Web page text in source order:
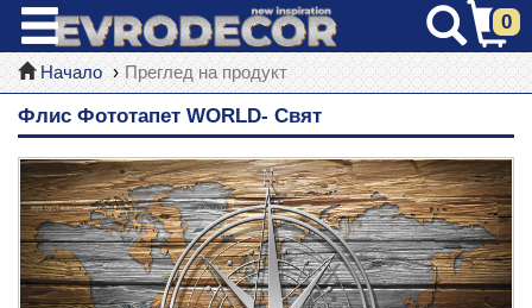
0
Начало Преглед на продукт
Флис Фототапет WORLD- Свят